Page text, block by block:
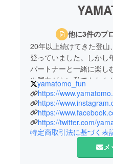
他に3件のプ
20年以上続けてきた登山
登っていました。しかし
パートナーと一緒に楽し
や脚力がない私でもなん
う思っていた矢先に
た。徐々にU.L.にシフト
きず「もう少しこうだと
ら良いのにな」と思うこ
元々何かを作るクリエイ
分の欲しい物は自分で
YAMATOMO.FUN 】を
yamatomo_fun
https://
https://
https://
https://twitter.com/
特定商取引法に基づく表
メ